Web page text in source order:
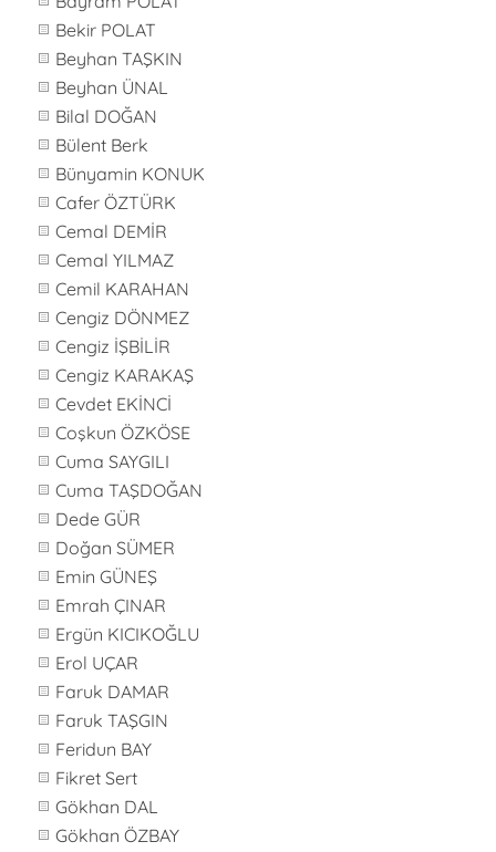
Bekir POLAT
Beyhan TAŞKIN
Beyhan ÜNAL
Bilal DOĞAN
Bülent Berk
Bünyamin KONUK
Cafer ÖZTÜRK
Cemal DEMİR
Cemal YILMAZ
Cemil KARAHAN
Cengiz DÖNMEZ
Cengiz İŞBİLİR
Cengiz KARAKAŞ
Cevdet EKİNCİ
Coşkun ÖZKÖSE
Cuma SAYGILI
Cuma TAŞDOĞAN
Dede GÜR
Doğan SÜMER
Emin GÜNEŞ
Emrah ÇINAR
Ergün KICIKOĞLU
Erol UÇAR
Faruk DAMAR
Faruk TAŞGIN
Feridun BAY
Fikret Sert
Gökhan DAL
Gökhan ÖZBAY